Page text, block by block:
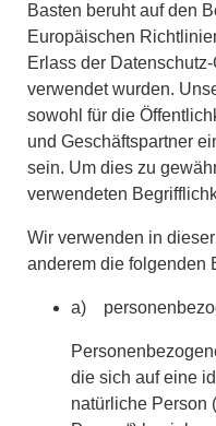
Basten beruht auf den
Europäischen
Erlass der
verwendet wurden.
sowohl für die
und Geschäftspartner
sein. Um dies zu
verwendeten
Wir verwenden in
anderem die folgenden
a)
die sich auf eine
natürliche Person